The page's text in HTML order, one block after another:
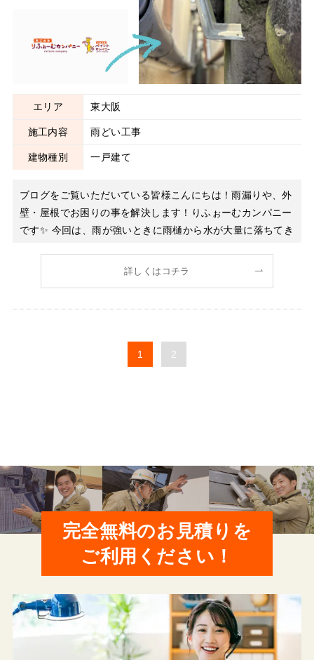
エリア 東大阪
施工内容 雨どい工事
建物種別 一戸建て
ブログをご覧いただいている皆様こんにちは！雨漏りや、外
壁・屋根でお困りの事を解決します！りふぉーむカンパニー
です✨ 今回は、雨が強いときに雨樋から水が大量に落ちてき
せ頂きました。 現地確認にお伺いすると集水器の所で詰ま
詳しくはコチラ
1 2
完全無料のお見積りを
ご利用ください！